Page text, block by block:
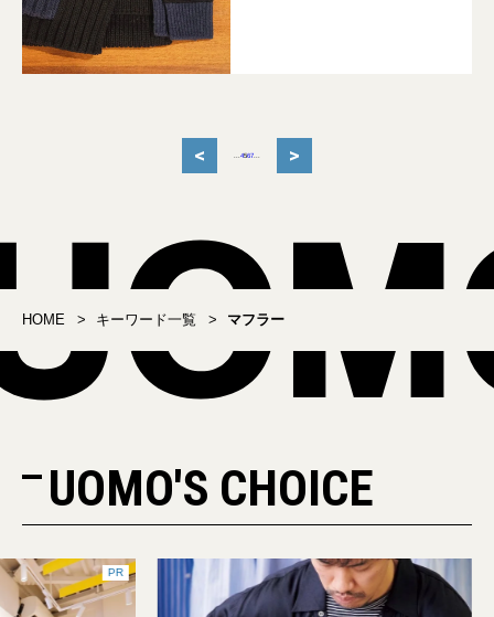
< 4567 >
HOME キーワード一覧 マフラー
UOMO'S CHOICE
PR